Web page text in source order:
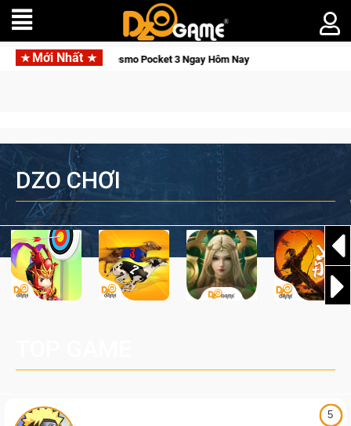
Mới Nhất
Săn DJI Osmo Pocket 3 Ngay Hôm Nay
DZO CHƠI
5